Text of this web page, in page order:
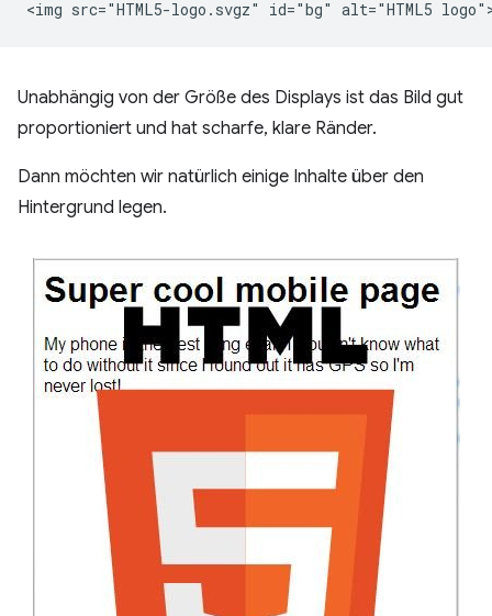
Unabhängig von der Größe des Displays ist das Bild gut
proportioniert und hat scharfe, klare Ränder.
Dann möchten wir natürlich einige Inhalte über den
Hintergrund legen.